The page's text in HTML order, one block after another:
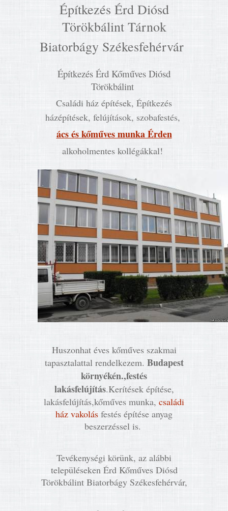
Építkezés Érd Diósd
Törökbálint Tárnok
Biatorbágy Székesfehérvár
Építkezés Érd Kőműves Diósd
Törökbálint
Családi ház építések, Építkezés
házépítések, felújítások, szobafestés,
ács és kőműves munka Érden
alkoholmentes kollégákkal!
Huszonhat éves kőműves szakmai
tapasztalattal rendelkezem. Budapest
környékén.,festés
lakásfelújítás.Kerítések építése,
lakásfelújítás,kőműves munka, családi
ház vakolás festés építése anyag
beszerzéssel is.
Tevékenységi körünk, az alábbi
településeken Érd Kőműves Diósd
Törökbálint Biatorbágy Székesfehérvár,